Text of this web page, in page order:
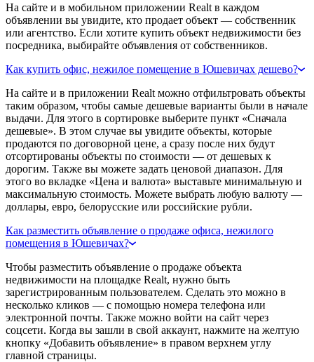
На сайте и в мобильном приложении Realt в каждом
объявлении вы увидите, кто продает объект — собственник
или агентство. Если хотите купить объект недвижимости без
посредника, выбирайте объявления от собственников.
Как купить офис, нежилое помещение в Юшевичах дешево?
На сайте и в приложении Realt можно отфильтровать объекты
таким образом, чтобы самые дешевые варианты были в начале
выдачи. Для этого в сортировке выберите пункт «Сначала
дешевые». В этом случае вы увидите объекты, которые
продаются по договорной цене, а сразу после них будут
отсортированы объекты по стоимости — от дешевых к
дорогим. Также вы можете задать ценовой диапазон. Для
этого во вкладке «Цена и валюта» выставьте минимальную и
максимальную стоимость. Можете выбрать любую валюту —
доллары, евро, белорусские или российские рубли.
Как разместить объявление о продаже офиса, нежилого
помещения в Юшевичах?
Чтобы разместить объявление о продаже объекта
недвижимости на площадке Realt, нужно быть
зарегистрированным пользователем. Сделать это можно в
несколько кликов — с помощью номера телефона или
электронной почты. Также можно войти на сайт через
соцсети. Когда вы зашли в свой аккаунт, нажмите на желтую
кнопку «Добавить объявление» в правом верхнем углу
главной страницы.